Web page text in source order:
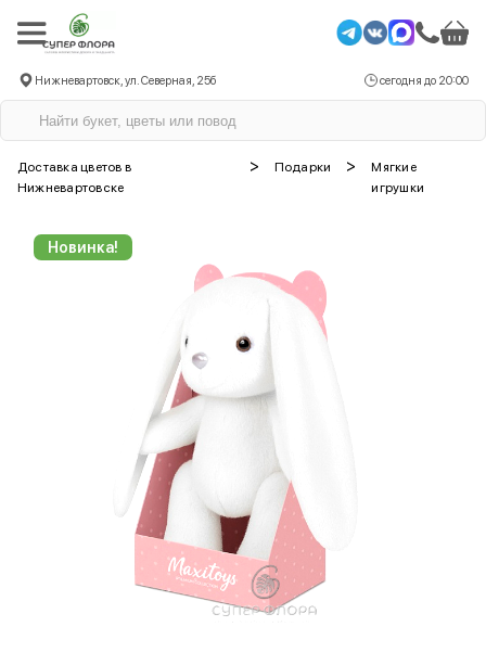
Нижневартовск, ул. Северная, 25б сегодня до 20:00
Доставка цветов в
Нижневартовске
> Подарки >
Мягкие
игрушки
Новинка!